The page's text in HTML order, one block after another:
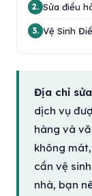
2. Sửa điều
3. Vệ Sinh
Địa chỉ
dịch vụ
hàng và
không
cần vệ
nhà, bạn